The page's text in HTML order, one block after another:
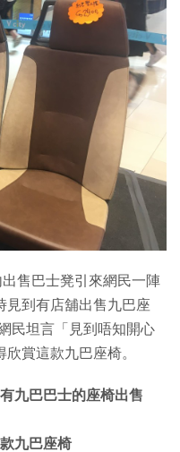
售巴士凳引來網民一陣
見到有店舖出售九巴座
民坦言「見到唔知開心
賞這款九巴座椅。
九巴巴士的座椅出售
九巴座椅